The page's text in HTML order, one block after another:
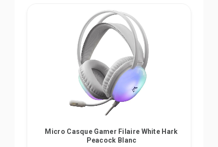
Micro Casque Gamer Filaire White Hark
Peacock Blanc